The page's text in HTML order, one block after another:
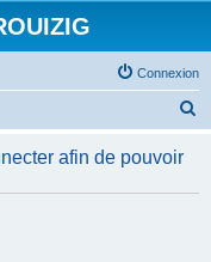
Connexion
h
afin de pouvoir